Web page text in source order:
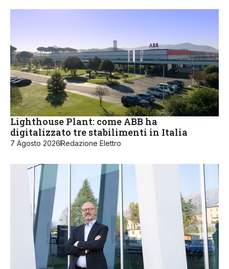
Lighthouse Plant: come ABB ha
digitalizzato tre stabilimenti in Italia
7 Agosto 2026Redazione Elettro